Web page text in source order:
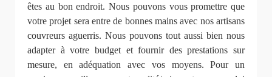
êtes au bon endroit. Nous pouvons vous promettre que
votre projet sera entre de bonnes mains avec nos artisans
couvreurs aguerris. Nous pouvons tout aussi bien nous
adapter à votre budget et fournir des prestations sur
mesure, en adéquation avec vos moyens. Pour un